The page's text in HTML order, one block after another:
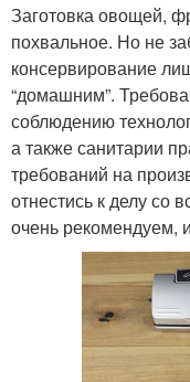
Заготовка овощей,
похвальное. Но не
консервирование
“домашним”.
соблюдению
а также санитарии
требований на
отнестись к делу со
очень рекомендуем,